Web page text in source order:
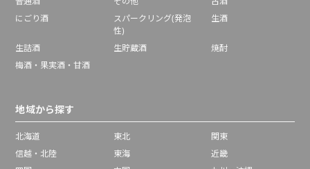
にごり酒
スパークリング(発泡
性)
生酒
生詰酒 生貯蔵酒
焼酎
梅酒・果実酒・甘酒
地域から探す
北海道 東北
関東
信越・北陸
東海
近畿